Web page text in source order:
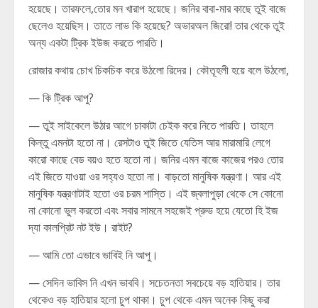
হয়েছে। তারফলে,তোর মন খারাপ হয়েছে। জনির বাবা-মার কাছে তুই বাজে
ছেলেও হয়েছিস। তাতে লাভ কি হয়েছে? অভারঅল জিরো! তার থেকে তুই
অন্য একটা ট্রিক ইউজ করতে পারতি।
রোজার কথায় চোখ চিকচিক করে উঠলো রিদের। কৌতূহলী হয়ে বলে উঠলো,
— কি ট্রিক আপু?
— তুই সাইকেলে উঠার আগে চাকাটা চেইক করে নিতে পারতি। তাহলে
কিন্তু এমনটা হতো না। রেসটাও তুই জিতে যেতিস আর মারামারি লেগে
কারো কাছে বেড বয়ও হতে হতো না। জনির এমন বাজে কাজের পরও তোর
এই জিতে যাওয়া ওর সহ্যও হতো না। বাড়তো মানুষিক যন্ত্রণা। আর এই
মানুষিক যন্ত্রণাটাই হতো ওর চরম শাস্তি। এই জ্বলাপুড়া থেকে সে কোনো
না কোনো ভুল করতো এবং সবার সামনে সহজেই প্রুভ হয়ে যেতো হি ইজ
দ্যা কালপ্রিট নট ইউ। রাইট?
— আমি তো এভাবে ভাবিই নি আপু।
— সেদিন ভাবিস নি এখন ভাববি। সচেতনতা সবচেয়ে বড় হাতিয়ার। তার
থেকেও বড় হাতিয়ার হলো চুপ থাকা। চুপ থেকে এমন অনেক কিছু করা